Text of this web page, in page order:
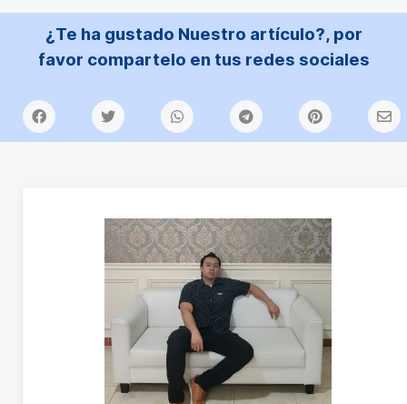
¿Te ha gustado Nuestro artículo?, por
favor compartelo en tus redes sociales